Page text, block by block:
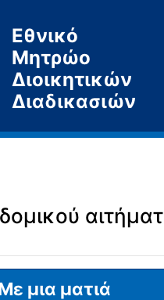
Εθνικό
Μητρώο
Διοικητικών
Διαδικασιών
μια ματιά